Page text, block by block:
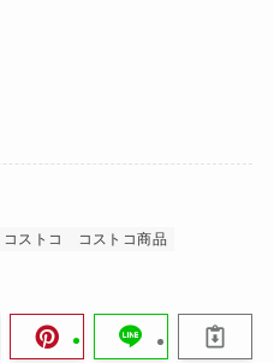
コストコ
コストコ商品